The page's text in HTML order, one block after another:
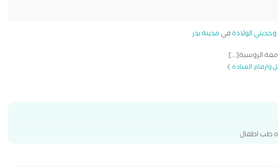
الولادةفي مدينة بدر
الروسية[...]
العيادة)
طب اطفال